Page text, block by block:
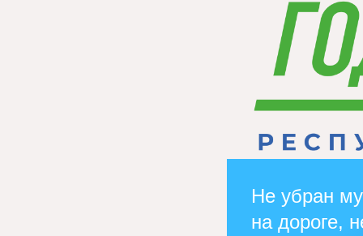
Не убран
на дороге,